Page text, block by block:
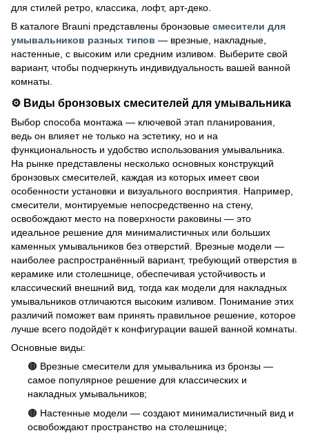
для стилей ретро, классика, лофт, арт-деко.
В каталоге Brauni представлены бронзовые смесители для
умывальников разных типов — врезные, накладные,
настенные, с высоким или средним изливом. Выберите свой
вариант, чтобы подчеркнуть индивидуальность вашей ванной
комнаты.
⚙️ Виды бронзовых смесителей для умывальника
Выбор способа монтажа — ключевой этап планирования,
ведь он влияет не только на эстетику, но и на
функциональность и удобство использования умывальника.
На рынке представлены несколько основных конструкций
бронзовых смесителей, каждая из которых имеет свои
особенности установки и визуального восприятия. Например,
смесители, монтируемые непосредственно на стену,
освобождают место на поверхности раковины — это
идеальное решение для минималистичных или больших
каменных умывальников без отверстий. Врезные модели —
наиболее распространённый вариант, требующий отверстия в
керамике или столешнице, обеспечивая устойчивость и
классический внешний вид, тогда как модели для накладных
умывальников отличаются высоким изливом. Понимание этих
различий поможет вам принять правильное решение, которое
лучше всего подойдёт к конфигурации вашей ванной комнаты.
Основные виды:
🟤 Врезные смесители для умывальника из бронзы —
самое популярное решение для классических и
накладных умывальников;
🟤 Настенные модели — создают минималистичный вид и
освобождают пространство на столешнице;